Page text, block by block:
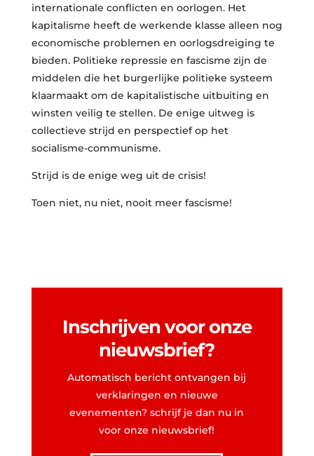
internationale conflicten en oorlogen. Het
kapitalisme heeft de werkende klasse alleen nog
economische problemen en oorlogsdreiging te
bieden. Politieke repressie en fascisme zijn de
middelen die het burgerlijke politieke systeem
klaarmaakt om de kapitalistische uitbuiting en
winsten veilig te stellen. De enige uitweg is
collectieve strijd en perspectief op het
socialisme-communisme.
Strijd is de enige weg uit de crisis!
Toen niet, nu niet, nooit meer fascisme!
Inschrijven voor onze
nieuwsbrief?
Automatisch bericht ontvangen bij
verklaringen en nieuwe
evenementen? schrijf je dan nu in
voor onze nieuwsbrief!